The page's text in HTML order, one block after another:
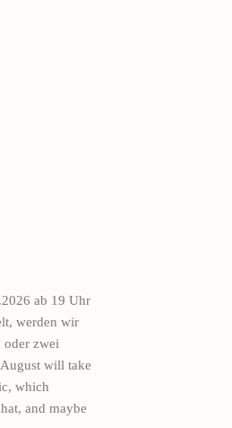
ab 19 Uhr
werden wir
oder zwei
will take
which
and maybe